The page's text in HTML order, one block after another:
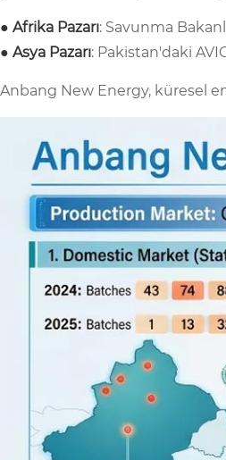
● Afrika Pazarı: Savunma
● Asya Pazarı: Pakistan'daki
Anbang New Energy, küresel